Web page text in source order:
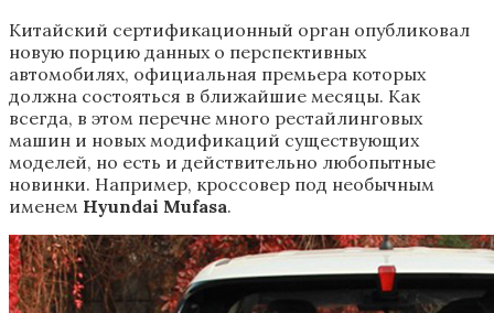
Китайский сертификационный орган опубликовал
новую порцию данных о перспективных
автомобилях, официальная премьера которых
должна состояться в ближайшие месяцы. Как
всегда, в этом перечне много рестайлинговых
машин и новых модификаций существующих
моделей, но есть и действительно любопытные
новинки. Например, кроссовер под необычным
именем Hyundai Mufasa.